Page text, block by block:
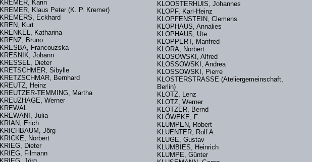
KREMER, Karin
KREMER, Klaus Peter (K. P. Kremer)
KREMERS, Eckhard
KREN, Kurt
KRENKEL, Katharina
KRENZ, Bruno
KRESBA, Francouzska
KRESNIK, Johann
KRESSEL, Dieter
KRETSCHMER, Sibylle
KRETZSCHMAR, Bernhard
KREUTZ, Heinz
KREUTZER-TEMMING, Martha
KREUZHAGE, Werner
KREWAL
KREWANI, Julia
KRIAN, Erich
KRICHBAUM, Jörg
KRICKE, Norbert
KRIEG, Dieter
KRIEG, Filmann
KLOOSTERHUIS, Johannes
KLOPF, Karl-Heinz
KLOPFENSTEIN, Clemens
KLOPHAUS, Annalies
KLOPHAUS, Ute
KLOPPERT, Manfred
KLORA, Norbert
KLOSOWSKI, Alfred
KLOSSOWSKI, Andrea
KLOSSOWSKI, Pierre
KLOSTERSTRASSE (Ateliergemeinschaft,
Berlin)
KLOTZ, Lenz
KLOTZ, Werner
KLÖTZER, Bernd
KLÖWEKE, F.
KLÜMPEN, Robert
KLUENTER, Rolf A.
KLUGE, Gustav
KLUMBIES, Heinrich
KLUMPE, Günter